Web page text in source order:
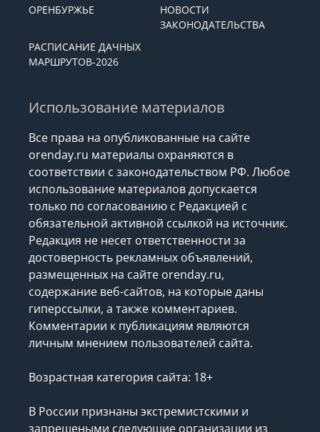
ОРЕНБУРЖЬЕ
НОВОСТИ
ЗАКОНОДАТЕЛЬСТВА
РАСПИСАНИЕ ДАЧНЫХ
МАРШРУТОВ-2026
Использование материалов
Все права на опубликованные на сайте
orenday.ru материалы охраняются в
соответствии с законодательством РФ. Любое
использование материалов допускается
только по согласованию с Редакцией с
обязательной активной ссылкой на источник.
Редакция не несет ответственности за
достоверность рекламных объявлений,
размещенных на сайте orenday.ru,
содержание веб-сайтов, на которые даны
гиперссылки, а также комментариев.
Комментарии к публикациям являются
личным мнением пользователей сайта.
Возрастная категория сайта: 18+
В России признаны экстремистскими и
запрещеными следующие организации из